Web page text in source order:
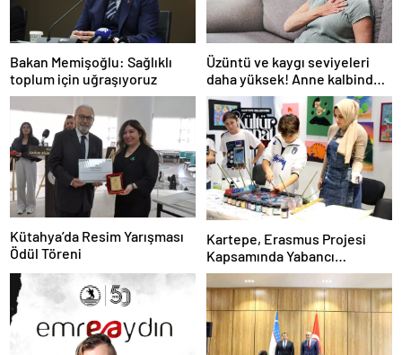
Bakan Memişoğlu: Sağlıklı
toplum için uğraşıyoruz
Üzüntü ve kaygı seviyeleri
daha yüksek! Anne kalbindeki
şaşırtan değişim
Kütahya’da Resim Yarışması
Ödül Töreni
Kartepe, Erasmus Projesi
Kapsamında Yabancı
Öğrencileri Ağırladı